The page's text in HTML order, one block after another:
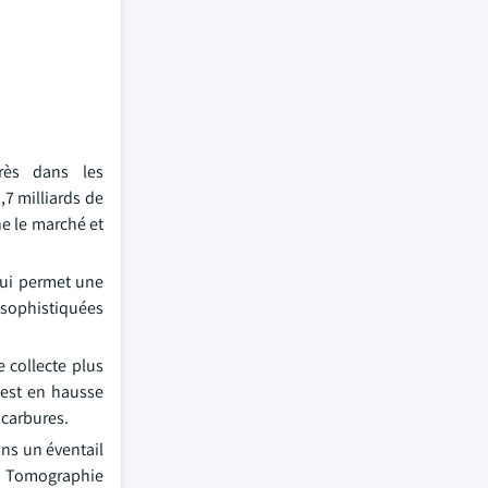
dans les
milliards de
le marché et
permet une
collecte plus
en hausse
un éventail
Tomographie